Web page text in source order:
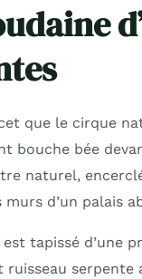
que le cirque
bouche bée
naturel,
d’un palais
tapissé d’une
ruisseau